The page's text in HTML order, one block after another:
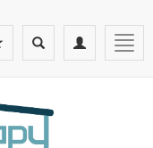
Toggle
navigation
Toggle
search